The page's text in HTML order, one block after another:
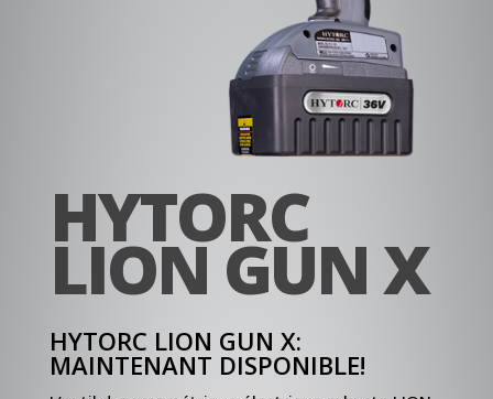
HYTORC
LION GUN X
HYTORC LION GUN X:
MAINTENANT DISPONIBLE!